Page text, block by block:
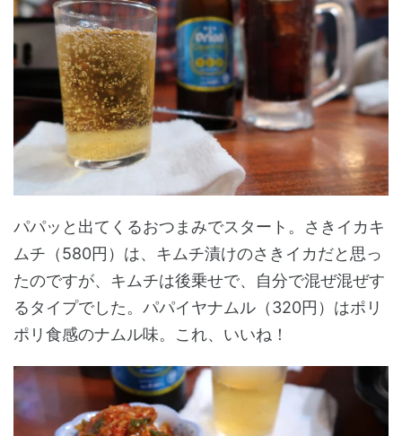
パパッと出てくるおつまみでスタート。さきイカキ
ムチ（580円）は、キムチ漬けのさきイカだと思っ
たのですが、キムチは後乗せで、自分で混ぜ混ぜす
るタイプでした。パパイヤナムル（320円）はポリ
ポリ食感のナムル味。これ、いいね！